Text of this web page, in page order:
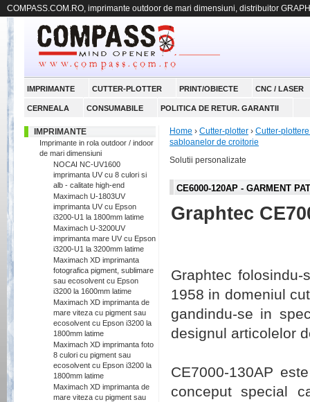
COMPASS.COM.RO, imprimante outdoor de mari dimensiuni, distribuitor
IMPRIMANTE CUTTER-PLOTTER PRINT/OBIECTE CNC / LASER
CERNEALA CONSUMABILE POLITICA DE RETUR. GARANTII
IMPRIMANTE
Imprimante in rola outdoor / indoor
de mari dimensiuni
NOCAI NC-UV1600
imprimanta UV cu 8 culori si
alb - calitate high-end
Maximach U-1803UV
imprimanta UV cu Epson
i3200-U1 la 1800mm latime
Maximach U-3200UV
imprimanta mare UV cu Epson
i3200-U1 la 3200mm latime
Maximach XD imprimanta
fotografica pigment, sublimare
sau ecosolvent cu Epson
i3200 la 1600mm latime
Maximach XD imprimanta de
mare viteza cu pigment sau
ecosolvent cu Epson i3200 la
1800mm latime
Maximach XD imprimanta foto
8 culori cu pigment sau
ecosolvent cu Epson i3200 la
1800mm latime
Maximach XD imprimanta de
mare viteza cu pigment sau
Home › Cutter-plotter › Cutter-
sabloanelor de croitorie
Solutii personalizate
CE6000-120AP - GARMENT
Graphtec
Graphtec
1958 in domeniul
gandindu-se in
designul articolelor
CE7000-130AP
conceput special